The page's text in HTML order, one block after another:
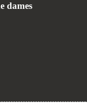
dames